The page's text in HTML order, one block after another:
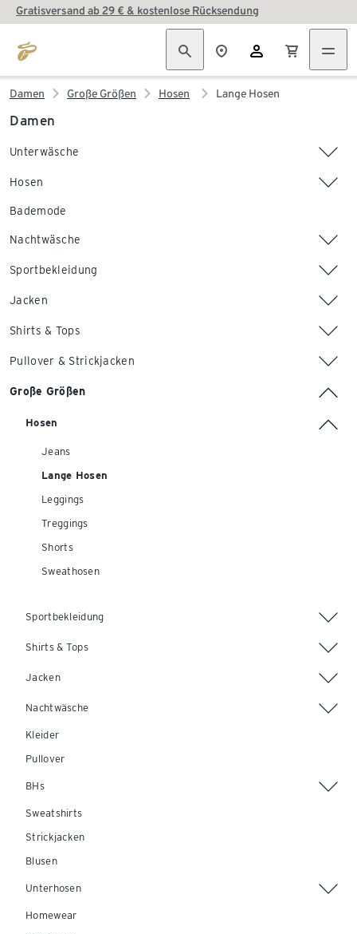
Gratisversand ab 29 € & kostenlose Rücksendung
Damen Große Größen Hosen Lange Hosen
Damen
Unterwäsche
Hosen
Bademode
Nachtwäsche
Sportbekleidung
Jacken
Shirts & Tops
Pullover & Strickjacken
Große Größen
Hosen
Jeans
Lange Hosen
Leggings
Treggings
Shorts
Sweathosen
Sportbekleidung
Shirts & Tops
Jacken
Nachtwäsche
Kleider
Pullover
BHs
Sweatshirts
Strickjacken
Blusen
Unterhosen
Homewear